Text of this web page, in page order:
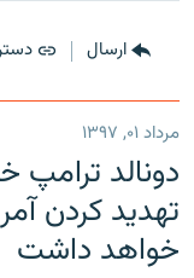
ارسال
مرداد ۰۱, ۱۳۹۷
دونالد
تهدید کردن
خواهد داشت